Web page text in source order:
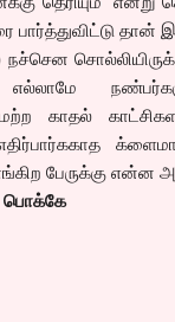
தான்
காதல்
எதிர்பார்ககாத
பேருக்கு என்ன
பொக்கே